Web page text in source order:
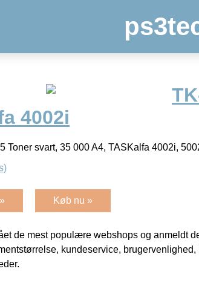
4002i
Toner svart, 35 000 A4, TASKalfa 4002i,
Køb nu »
de mest populære webshops og anmeldt
kundeservice,